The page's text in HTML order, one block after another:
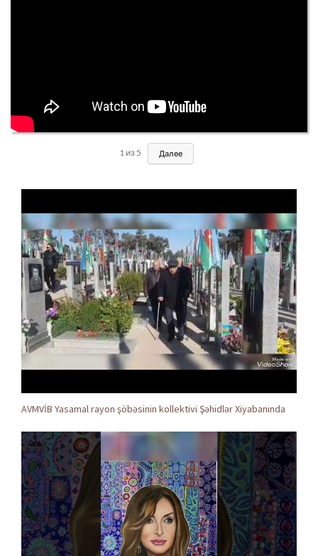
1 из5 Далее
AVMVİB Yasamal rayon şöbəsinin kollektivi Şəhidlər Xiyabanında